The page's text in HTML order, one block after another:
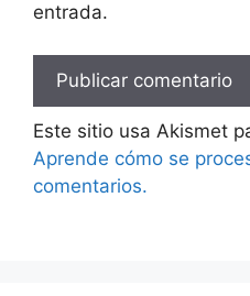
entrada.
Este sitio usa Akismet
Aprende cómo se
comentarios.